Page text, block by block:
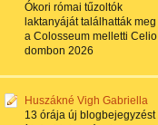
Ókori római tűzoltók
laktanyáját találhatták meg
a Colosseum melletti Celio
dombon 2026
Huszákné Vigh Gabriella
13 órája új blogbejegyzést